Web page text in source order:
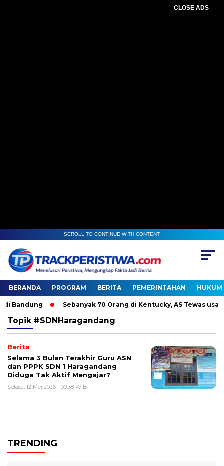
CLOSE ADS
SCROLL TO CONTINUE WITH CONTENT
BERANDA PROGRAM BERITA PEMERINTAHAN HUKUM
Sebanyak 70 Orang di Kentucky, AS Tewas usai
Topik #SDNHaragandang
Berita
Selama 3 Bulan Terakhir Guru ASN
dan PPPK SDN 1 Haragandang
Diduga Tak Aktif Mengajar?
Selasa, 12 Mei 2026 - 00:38 WIB
TRENDING